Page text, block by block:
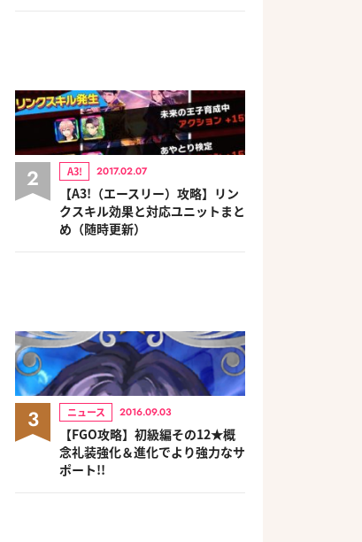
2 A3! 2017.02.07
【A3!（エースリー）攻略】リン
クスキル効果と対応ユニットまと
め（随時更新）
3 ニュース 2016.09.03
【FGO攻略】初級編その12★概
念礼装強化＆進化でより強力なサ
ポート!!